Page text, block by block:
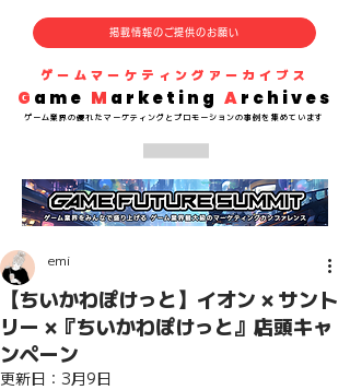
G ame M arketing Archives
​ゲーム業界の優れた マーケティングとプロモーションの事例を集めています
掲載情報のご提供のお願い
​ゲームマーケティングアーカイブス
【ちいかわぽけっと】イオン × サント
リー ×『ちいかわぽけっと』店頭キャ
ンペーン
emi
更新日： 3月9日